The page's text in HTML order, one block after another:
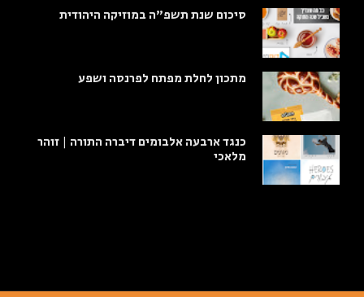
סיכום שנת תשפ"ה במוזיקה היהודית
מתכון לחלת מפתח לפרנסה ושפע
כנגד ארבעה אלבומים דיברה התורה | זוהר
מלאכי